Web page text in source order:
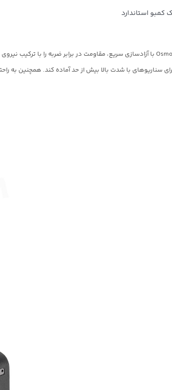
سناریوهای با شدت بالا بیش از حد آماده کند. همچنین به